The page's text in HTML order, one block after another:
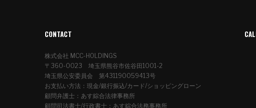
CONTACT
株式会社 MCC-HOLDINGS
〒360-0023 埼玉県熊谷市佐谷田1001-2
埼玉県公安委員会 第431190059413号
お支払い方法：現金/銀行振込/カード/ショッピングローン
顧問弁護士：あす綜合法律事務所
顧問司法書士/行政書士：あす綜合法務事務所